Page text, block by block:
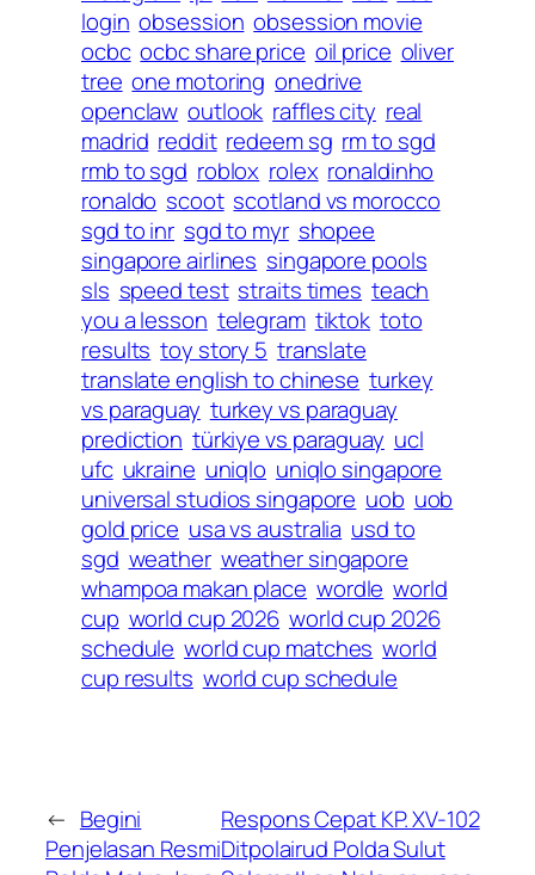
login obsession obsession movie
ocbc ocbc share price oil price oliver
tree one motoring onedrive
openclaw outlook raffles city real
madrid reddit redeem sg rm to sgd
rmb to sgd roblox rolex ronaldinho
ronaldo scoot scotland vs morocco
sgd to inr sgd to myr shopee
singapore airlines singapore pools
sls speed test straits times teach
you a lesson telegram tiktok toto
results toy story 5 translate
translate english to chinese turkey
vs paraguay turkey vs paraguay
prediction türkiye vs paraguay ucl
ufc ukraine uniqlo uniqlo singapore
universal studios singapore uob uob
gold price usa vs australia usd to
sgd weather weather singapore
whampoa makan place wordle world
cup world cup 2026 world cup 2026
schedule world cup matches world
cup results world cup schedule
← Begini
Penjelasan Resmi
Respons Cepat KP. XV-102
Ditpolairud Polda Sulut